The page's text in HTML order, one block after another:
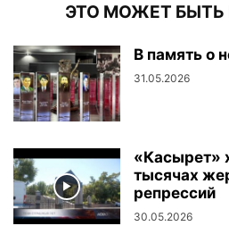
ЭТО МОЖЕТ БЫТЬ
В память о
31.05.2026
«Касырет»
тысячах
репрессий
30.05.2026